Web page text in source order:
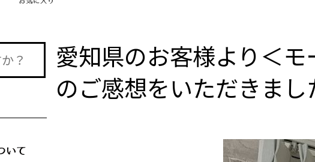
愛知県のお客様より＜
のご感想をいただきまし